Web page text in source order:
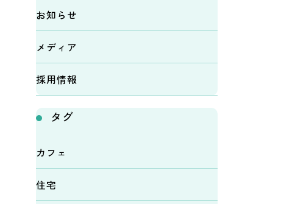
お知らせ
メディア
採用情報
タグ
カフェ
住宅